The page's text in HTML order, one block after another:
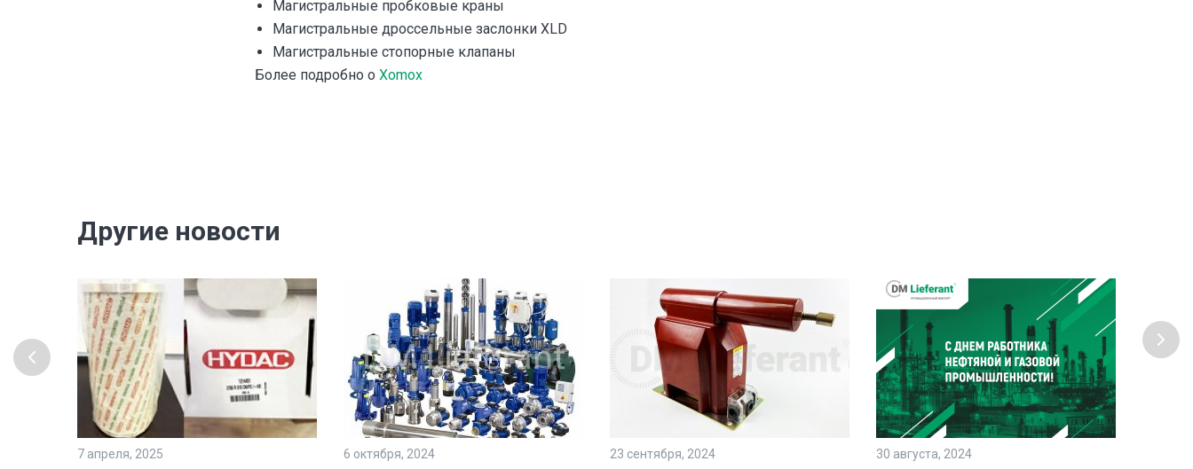
Магистральные пробковые краны
Магистральные дроссельные заслонки XLD
Магистральные стопорные клапаны
Более подробно о Xomox
Другие новости
7 апреля, 2025 6 октября, 2024 23 сентября, 2024 30 августа, 2024